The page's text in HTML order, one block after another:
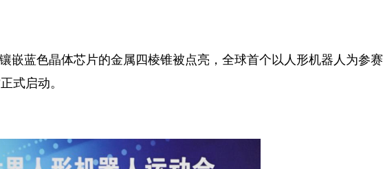
蓝色晶体芯片的金属四棱锥被点亮，全球首个以人形机器人为参赛
式启动。